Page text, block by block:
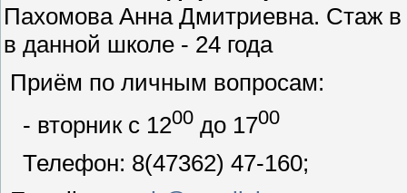
Пахомова Анна Дмитриевна. Стаж в
в данной школе - 24 года
Приём по личным вопросам:
- вторник с 1200 до 1700
Телефон: 8(47362) 47-160;